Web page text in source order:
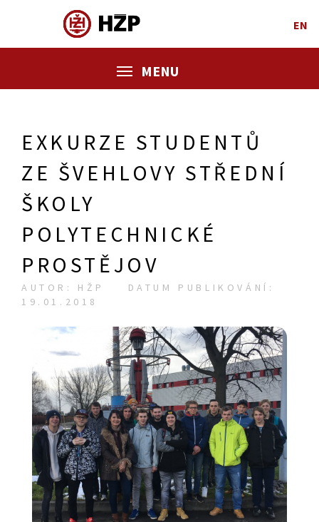
EN
MENU
EXKURZE STUDENTŮ
ZE ŠVEHLOVY STŘEDNÍ
ŠKOLY
POLYTECHNICKÉ
PROSTĚJOV
AUTOR: HŽP
DATUM PUBLIKOVÁNÍ:
19.01.2018